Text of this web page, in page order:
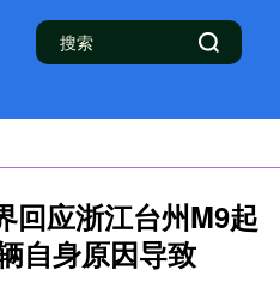
回应浙江台州M9起
自身原因导致